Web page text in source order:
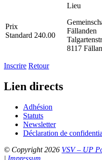
Prix
Standard 240.00
Lieu
Fällanden
8117
Inscrire Retour
Lien directs
Adhésion
Statuts
Newsletter
Déclaration de
© Copyright 2026 VSV – UP
| Impressum